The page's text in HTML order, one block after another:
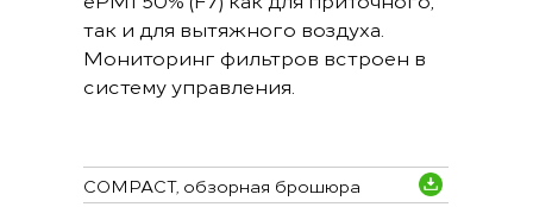
так и для вытяжного воздуха.
Мониторинг фильтров встроен в
систему управления.
COMPACT, обзорная брошюра